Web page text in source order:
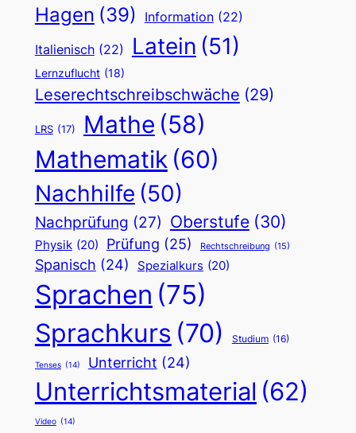
Hagen (39) Information (22)
Italienisch (22) Latein (51)
Lernzuflucht (18)
Leserechtschreibschwäche (29)
LRS (17) Mathe (58)
Mathematik (60)
Nachhilfe (50)
Nachprüfung (27) Oberstufe (30)
Physik (20) Prüfung (25) Rechtschreibung (15)
Spanisch (24) Spezialkurs (20)
Sprachen (75)
Sprachkurs (70) Studium (16)
Tenses (14) Unterricht (24)
Unterrichtsmaterial (62)
Video (14)